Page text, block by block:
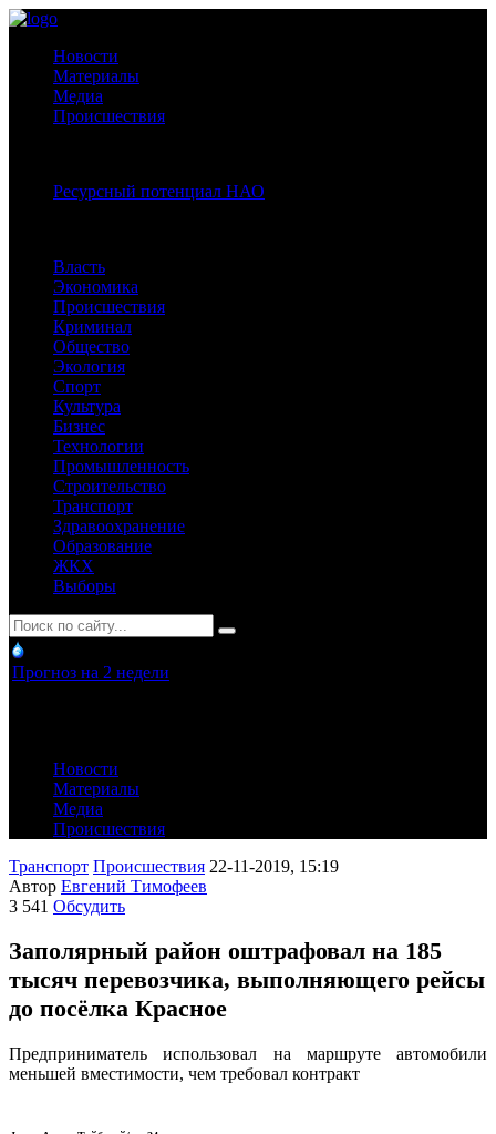
Новости
Материалы
Медиа
Происшествия
Ресурсный потенциал НАО
Власть
Экономика
Происшествия
Криминал
Общество
Экология
Спорт
Культура
Бизнес
Технологии
Промышленность
Строительство
Транспорт
Здравоохранение
Образование
ЖКХ
Выборы
Прогноз на 2 недели
Новости
Материалы
Медиа
Происшествия
Транспорт Происшествия 22-11-2019, 15:19
Автор Евгений Тимофеев
3 541 Обсудить
Заполярный район оштрафовал на 185
тысяч перевозчика, выполняющего рейсы
до посёлка Красное
Предприниматель использовал на маршруте автомобили
меньшей вместимости, чем требовал контракт